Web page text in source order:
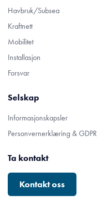
Havbruk/Subsea
Kraftnett
Mobilitet
Installasjon
Forsvar
Selskap
Informasjonskapsler
Personvernerklæring & GDPR
Ta kontakt
Kontakt oss